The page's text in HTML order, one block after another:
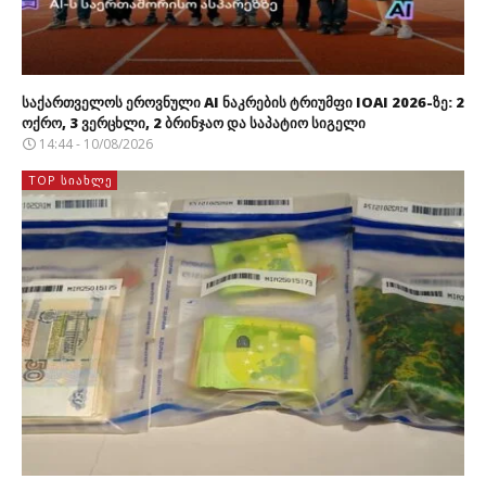
საქართველოს ეროვნული AI ნაკრების ტრიუმფი IOAI 2026-ზე: 2
ოქრო, 3 ვერცხლი, 2 ბრინჯაო და საპატიო სიგელი
14:44 - 10/08/2026
TOP ᲡᲘᲐᲮᲚᲔ